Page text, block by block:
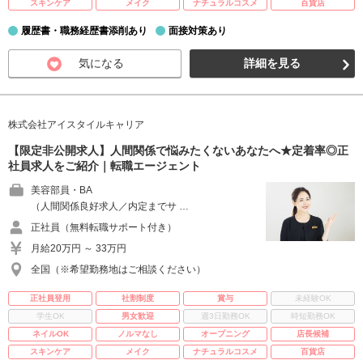
スキンケア メイク ナチュラルコスメ 百貨店
履歴書・職務経歴書添削あり 面接対策あり
気になる 詳細を見る
株式会社アイスタイルキャリア
【限定非公開求人】人間関係で悩みたくないあなたへ★定着率◎正
社員求人をご紹介｜転職エージェント
美容部員・BA
（人間関係良好求人／内定までサ …
正社員（無料転職サポート付き）
月給20万円 ～ 33万円
全国（※希望勤務地はご相談ください）
正社員登用 社割制度 賞与
未経験OK
学生OK
男女歓迎 週3日勤務OK
時短勤務OK
ネイルOK
ノルマなし オープニング
店長候補
スキンケア
メイク ナチュラルコスメ 百貨店